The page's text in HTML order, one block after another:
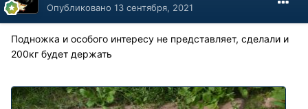
Опубликовано 13 сентября, 2021
Подножка и особого интересу не представляет, сделали и
200кг будет держать